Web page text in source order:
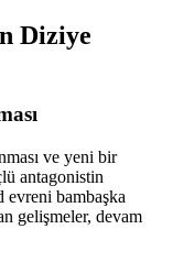
Diziye
ve yeni bir
antagonistin
bambaşka
gelişmeler, devam